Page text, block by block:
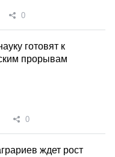
0
готовят к
прорывам
0
ждет рост